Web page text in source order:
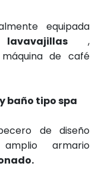
equipada
lavavajillas,
de café
baño tipo spa
de diseño
armario